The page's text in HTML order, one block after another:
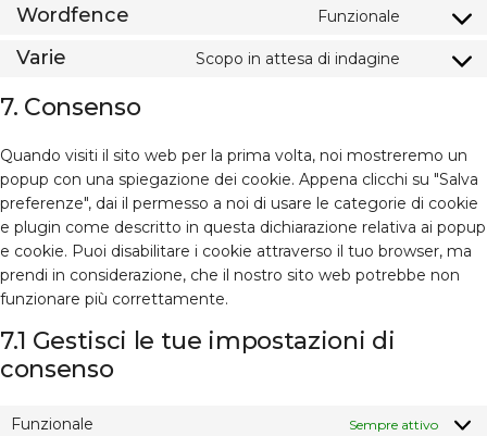
matomo
service
polylang
Wordfence Funzionale
Consent
service
Varie Scopo in attesa di indagine
Consent
7. Consenso
Quando visiti il sito web per la prima volta, noi mostreremo un
popup con una spiegazione dei cookie. Appena clicchi su "Salva
preferenze", dai il permesso a noi di usare le categorie di cookie
e plugin come descritto in questa dichiarazione relativa ai popup
e cookie. Puoi disabilitare i cookie attraverso il tuo browser, ma
prendi in considerazione, che il nostro sito web potrebbe non
funzionare più correttamente.
7.1 Gestisci le tue impostazioni di
consenso
Funzionale Sempre attivo